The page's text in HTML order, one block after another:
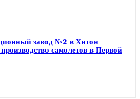
завод №2 в Хитон-
самолетов в Первой